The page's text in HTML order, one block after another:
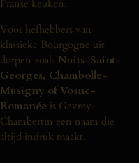
Franse keuken.
Voor liefhebbers van
klassieke Bourgogne uit
dorpen zoals Nuits-Saint-
Georges, Chambolle-
Musigny ofVosne-
Romanée is Gevrey-
Chambertin een naam die
altijd indruk maakt.